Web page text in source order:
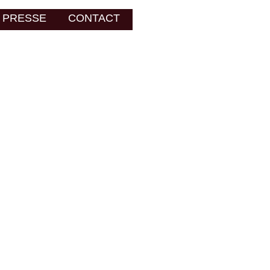
PRESSE CONTACT
C GALERIE A